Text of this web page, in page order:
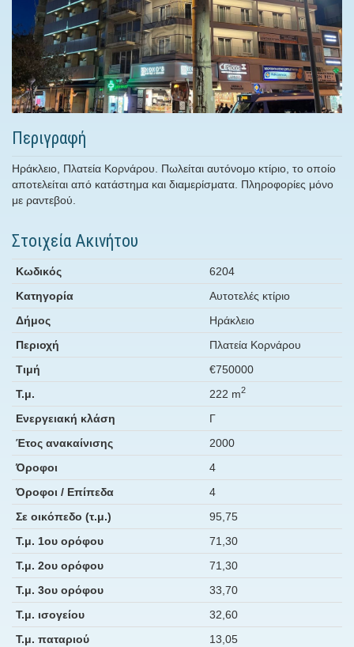
Περιγραφή
Ηράκλειο, Πλατεία Κορνάρου. Πωλείται αυτόνομο κτίριο, το οποίο
αποτελείται από κατάστημα και διαμερίσματα. Πληροφορίες μόνο
με ραντεβού.
Στοιχεία Ακινήτου
Κωδικός
6204
Κατηγορία
Αυτοτελές κτίριο
Δήμος
Ηράκλειο
Περιοχή
Πλατεία Κορνάρου
Τιμή
€750000
Τ.μ.
222 m2
Ενεργειακή κλάση
Γ
Έτος ανακαίνισης
2000
Όροφοι
4
Όροφοι / Επίπεδα
4
Σε οικόπεδο (τ.μ.)
95,75
Τ.μ. 1ου ορόφου
71,30
Τ.μ. 2ου ορόφου
71,30
Τ.μ. 3ου ορόφου
33,70
Τ.μ. ισογείου
32,60
Τ.μ. παταριού
13,05